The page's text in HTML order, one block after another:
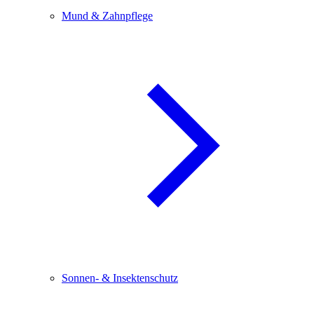
Mund & Zahnpflege
Sonnen- & Insektenschutz